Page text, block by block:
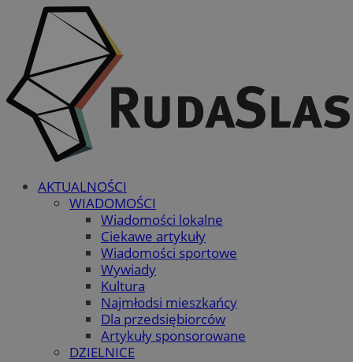
AKTUALNOŚCI
WIADOMOŚCI
Wiadomości lokalne
Ciekawe artykuły
Wiadomości sportowe
Wywiady
Kultura
Najmłodsi mieszkańcy
Dla przedsiębiorców
Artykuły sponsorowane
DZIELNICE